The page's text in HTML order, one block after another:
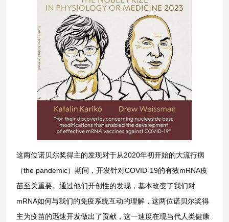
这两位诺贝尔奖得主的发现对于从2020年初开始的大流行病
（the pandemic）期间，开发针对COVID-19的有效mRNA疫
苗至关重要。通过他们开创性的发现，基本改变了我们对
mRNA如何与我们的免疫系统互动的理解，这两位诺贝尔奖得
主为疫苗的迅速开发做出了贡献，这一速度在现当代人类健康